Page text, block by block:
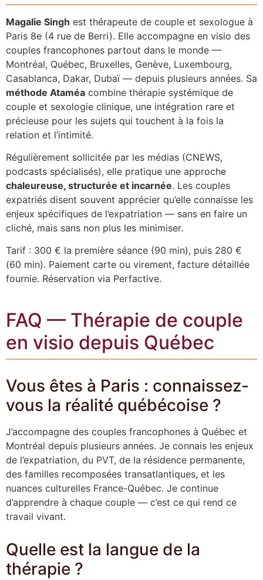
Magalie Singh est thérapeute de couple et sexologue à
Paris 8e (4 rue de Berri). Elle accompagne en visio des
couples francophones partout dans le monde —
Montréal, Québec, Bruxelles, Genève, Luxembourg,
Casablanca, Dakar, Dubaï — depuis plusieurs années. Sa
méthode Ataméa combine thérapie systémique de
couple et sexologie clinique, une intégration rare et
précieuse pour les sujets qui touchent à la fois la
relation et l’intimité.
Régulièrement sollicitée par les médias (CNEWS,
podcasts spécialisés), elle pratique une approche
chaleureuse, structurée et incarnée. Les couples
expatriés disent souvent apprécier qu’elle connaisse les
enjeux spécifiques de l’expatriation — sans en faire un
cliché, mais sans non plus les minimiser.
Tarif : 300 € la première séance (90 min), puis 280 €
(60 min). Paiement carte ou virement, facture détaillée
fournie. Réservation via Perfactive.
FAQ — Thérapie de couple
en visio depuis Québec
Vous êtes à Paris : connaissez-
vous la réalité québécoise ?
J’accompagne des couples francophones à Québec et
Montréal depuis plusieurs années. Je connais les enjeux
de l’expatriation, du PVT, de la résidence permanente,
des familles recomposées transatlantiques, et les
nuances culturelles France-Québec. Je continue
d’apprendre à chaque couple — c’est ce qui rend ce
travail vivant.
Quelle est la langue de la
thérapie ?